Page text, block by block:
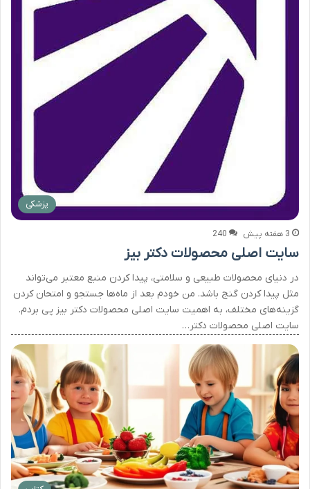
پزشکی
3 هفته پیش 240
سایت اصلی محصولات دکتر بیز
در دنیای محصولات طبیعی و سلامتی، پیدا کردن منبع معتبر می‌تواند
مثل پیدا کردن گنج باشد. من خودم بعد از ماه‌ها جستجو و امتحان کردن
گزینه‌های مختلف، به اهمیت سایت اصلی محصولات دکتر بیز پی بردم.
سایت اصلی محصولات دکتر…